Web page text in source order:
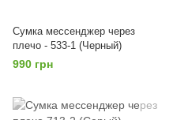
Сумка мессенджер через
плечо - 533-1 (Черный)
990 грн